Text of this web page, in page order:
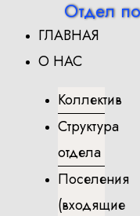
содержимому
Отдел
ГЛАВНАЯ
О НАС
Коллектив
Структура
отдела
Поселения
(входящие